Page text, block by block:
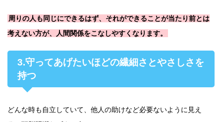
周りの人も同じにできるはず、それができることが当たり前とは
考えない方が、人間関係をこなしやすくなります。
3.守ってあげたいほどの繊細さとやさしさを
持つ
どんな時も自立していて、他人の助けなど必要ないように見え